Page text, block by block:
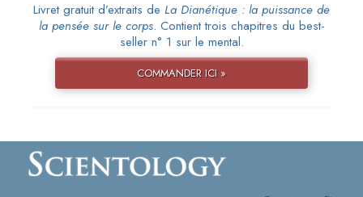
Livret gratuit d’extraits de La Dianétique : la puissance de
la pensée sur le corps. Contient trois chapitres du best-
seller n° 1 sur le mental.
COMMANDER ICI »